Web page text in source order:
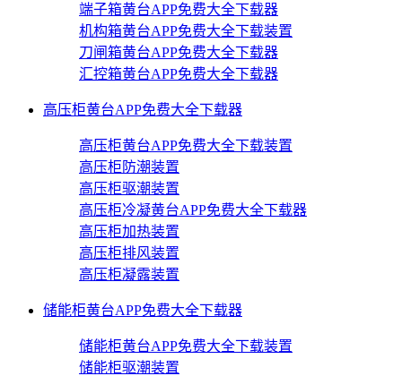
端子箱黄台APP免费大全下载器
机构箱黄台APP免费大全下载装置
刀闸箱黄台APP免费大全下载器
汇控箱黄台APP免费大全下载器
高压柜黄台APP免费大全下载器
高压柜黄台APP免费大全下载装置
高压柜防潮装置
高压柜驱潮装置
高压柜冷凝黄台APP免费大全下载器
高压柜加热装置
高压柜排风装置
高压柜凝露装置
储能柜黄台APP免费大全下载器
储能柜黄台APP免费大全下载装置
储能柜驱潮装置